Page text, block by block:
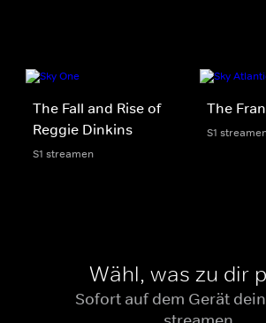
The Fall and Rise of
Reggie Dinkins
S1 streamen
The
S1
Wähl, was zu dir
Sofort auf dem Gerät